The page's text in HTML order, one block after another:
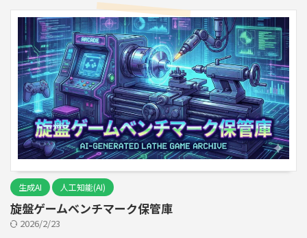
生成AI 人工知能(AI)
旋盤ゲームベンチマーク保管庫
2026/2/23